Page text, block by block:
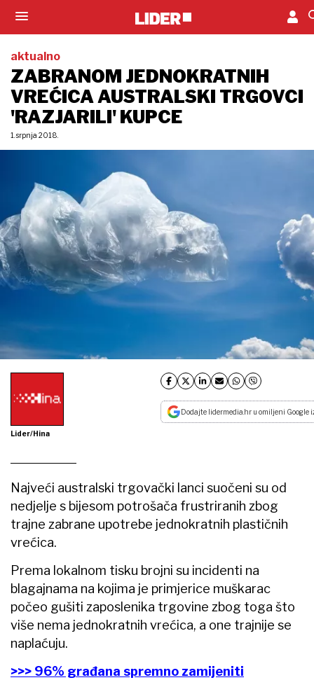
aktualno
ZABRANOM JEDNOKRATNIH
VREĆICA AUSTRALSKI TRGOVCI
'RAZJARILI' KUPCE
1. srpnja 2018.
Lider/Hina
Dodajte lidermedia.hr u omiljeni Google
Najveći australski trgovački lanci suočeni su od
nedjelje s bijesom potrošača frustriranih zbog
trajne zabrane upotrebe jednokratnih plastičnih
vrećica.
Prema lokalnom tisku brojni su incidenti na
blagajnama na kojima je primjerice muškarac
počeo gušiti zaposlenika trgovine zbog toga što
više nema jednokratnih vrećica, a one trajnije se
naplaćuju.
>>> 96% građana spremno zamijeniti